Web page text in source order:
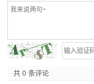
共 0 条评论